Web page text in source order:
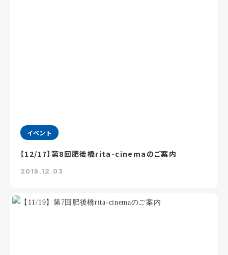
イベント
【12/17】第8回肥後橋rita-cinemaのご案内
2019.12.03